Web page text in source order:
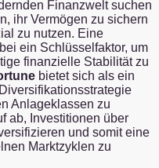
Finanzwelt suchen
ihr Vermögen zu sichern
zu nutzen. Eine
ein Schlüsselfaktor, um
finanzielle Stabilität zu
bietet sich als ein
Anlageklassen zu
ab, Investitionen über
und somit eine
Marktzyklen zu